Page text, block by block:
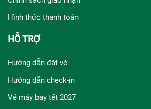
Hình thức thanh toán
HỖ TRỢ
Hướng dẫn đặt vé
Hướng dẫn check-in
Vé máy bay tết 2027